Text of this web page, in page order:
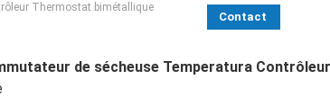
Thermostat bimétallique
Contact
de sécheuse Temperatura